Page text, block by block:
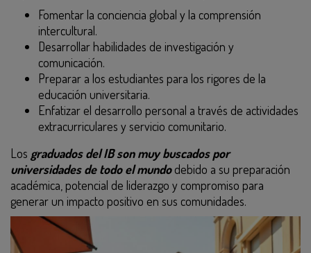
Fomentar la conciencia global y la comprensión
intercultural.
Desarrollar habilidades de investigación y
comunicación.
Preparar a los estudiantes para los rigores de la
educación universitaria.
Enfatizar el desarrollo personal a través de actividades
extracurriculares y servicio comunitario.
Los graduados del IB son muy buscados por
universidades de todo el mundodebido a su preparación
académica, potencial de liderazgo y compromiso para
generar un impacto positivo en sus comunidades.